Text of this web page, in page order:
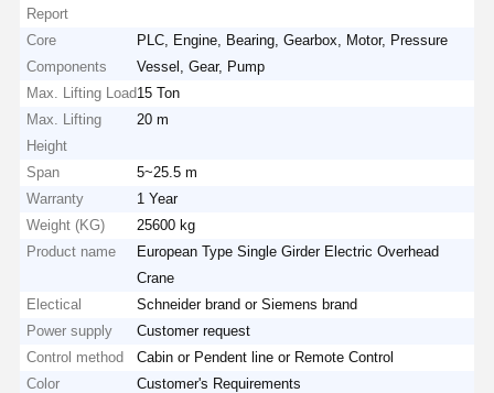
Report
Core
Components
PLC, Engine, Bearing, Gearbox, Motor, Pressure
Vessel, Gear, Pump
Max. Lifting Load15 Ton
Max. Lifting
Height
20 m
Span
5~25.5 m
Warranty
1 Year
Weight (KG)
25600 kg
Product name
European Type Single Girder Electric Overhead
Crane
Electical
Schneider brand or Siemens brand
Power supply
Customer request
Control method
Cabin or Pendent line or Remote Control
Color
Customer's Requirements